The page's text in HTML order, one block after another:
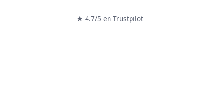
★ 4.7/5 en Trustpilot